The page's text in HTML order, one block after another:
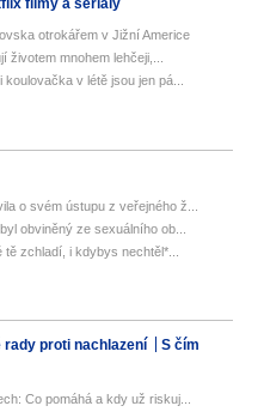
filmy a seriály
otrokářem v Jižní Americe
životem mnohem lehčeji,...
v létě jsou jen pá...
o svém ústupu z veřejného ž...
obviněný ze sexuálního ob...
zchladí, i kdybys nechtěl*...
rady proti nachlazení
S čím
Co pomáhá a kdy už riskuj...